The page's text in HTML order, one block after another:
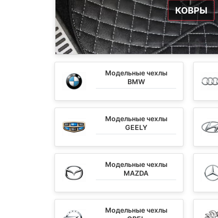
КОВРЫ
Модельные чехлы
BMW
Модельные чехлы
GEELY
Модельные чехлы
MAZDA
Модельные чехлы